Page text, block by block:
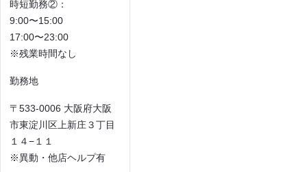
時短勤務②：
9:00〜15:00
17:00〜23:00
※残業時間なし
勤務地
〒533-0006 大阪府大阪
市東淀川区上新庄３丁目
１４−１１
※異動・他店ヘルプ有